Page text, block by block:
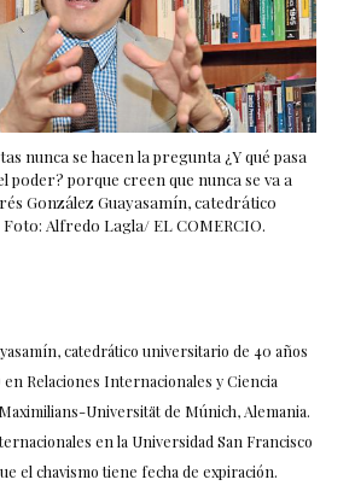
nunca se hacen la pregunta ¿Y qué pasa
poder? porque creen que nunca se va a
González Guayasamín, catedrático
Alfredo Lagla/ EL COMERCIO.
catedrático universitario de 40 años
Relaciones Internacionales y Ciencia
Universität de Múnich, Alemania.
en la Universidad San Francisco
el chavismo tiene fecha de expiración.